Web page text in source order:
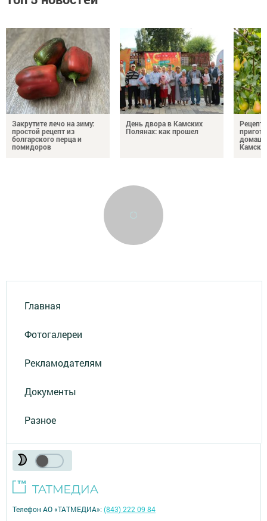
Закрутите лечо на зиму:
простой рецепт из
болгарского перца и
помидоров
День двора в Камских
Полянах: как прошел
Главная
Фотогалереи
Рекламодателям
Документы
Разное
Телефон АО «ТАТМЕДИА»:(843) 222 09 84